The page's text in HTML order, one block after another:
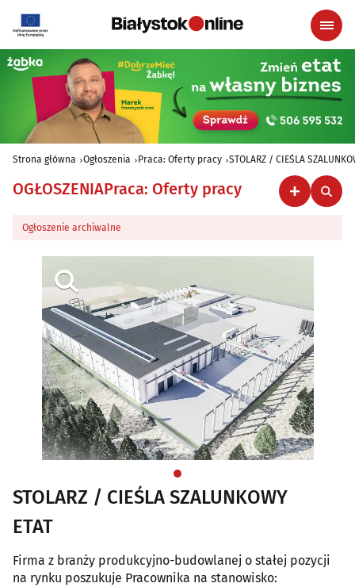
Strona główna Ogłoszenia Praca: Oferty pracy STOLARZ / CIEŚLA
OGŁOSZENIAPraca: Oferty pracy
Ogłoszenie archiwalne
STOLARZ / CIEŚLA SZALUNKOWY
ETAT
Firma z branży produkcyjno-budowlanej o stałej pozycji
na rynku poszukuje Pracownika na stanowisko: